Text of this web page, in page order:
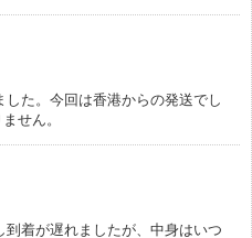
した。今回は香港からの発送でし
せん。
着が遅れましたが、中身はいつ